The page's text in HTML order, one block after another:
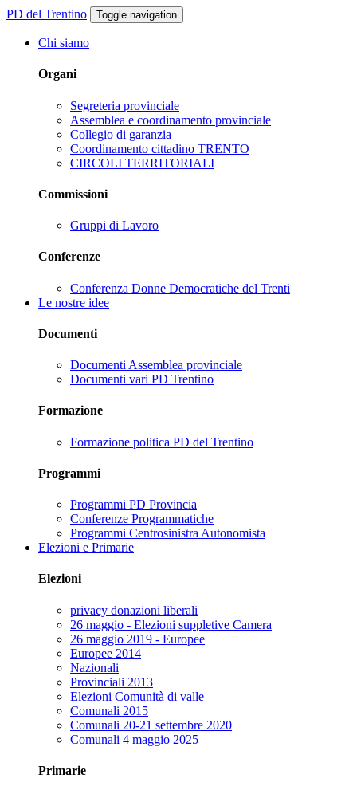
PD del Trentino Toggle navigation
Chi siamo
Organi
Segreteria provinciale
Assemblea e coordinamento provinciale
Collegio di garanzia
Coordinamento cittadino TRENTO
CIRCOLI TERRITORIALI
Commissioni
Gruppi di Lavoro
Conferenze
Conferenza Donne Democratiche del Trenti
Le nostre idee
Documenti
Documenti Assemblea provinciale
Documenti vari PD Trentino
Formazione
Formazione politica PD del Trentino
Programmi
Programmi PD Provincia
Conferenze Programmatiche
Programmi Centrosinistra Autonomista
Elezioni e Primarie
Elezioni
privacy donazioni liberali
26 maggio - Elezioni suppletive Camera
26 maggio 2019 - Europee
Europee 2014
Nazionali
Provinciali 2013
Elezioni Comunità di valle
Comunali 2015
Comunali 20-21 settembre 2020
Comunali 4 maggio 2025
Primarie